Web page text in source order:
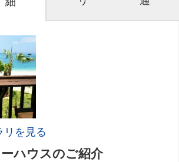
リを見る
ハウスのご紹介